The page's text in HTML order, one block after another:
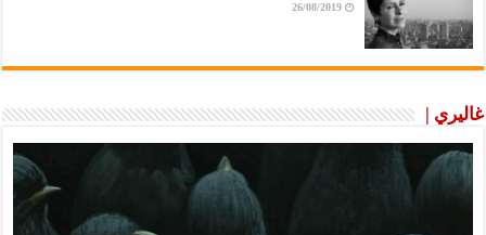
26/08/2019
غاليري |